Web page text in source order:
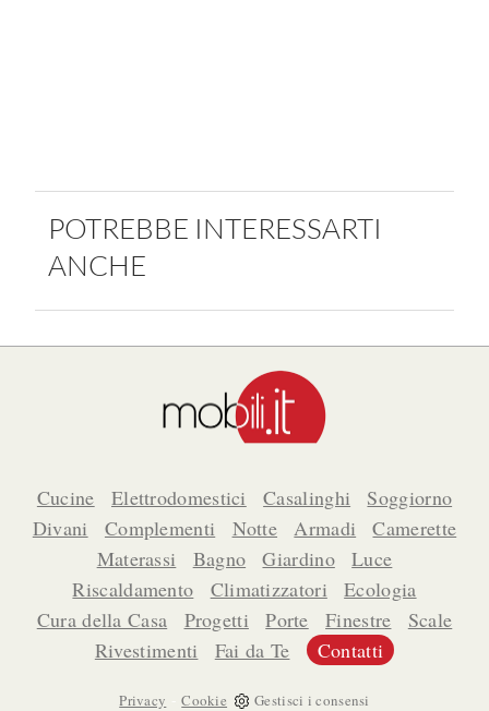
POTREBBE INTERESSARTI
ANCHE
Cucine Elettrodomestici Casalinghi
Soggiorno
Divani
Complementi Notte Armadi
Camerette
Materassi
Bagno Giardino
Luce
Riscaldamento
Climatizzatori
Ecologia
Cura della Casa
Progetti Porte Finestre
Scale
Rivestimenti
Fai da Te Contatti
Privacy -Cookie Gestisci i consensi